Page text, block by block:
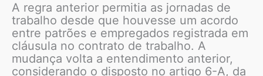
A regra anterior permitia as jornadas de
trabalho desde que houvesse um acordo
entre patrões e empregados registrada em
cláusula no contrato de trabalho. A
mudança volta a entendimento anterior,
considerando o disposto no artigo 6-A, da